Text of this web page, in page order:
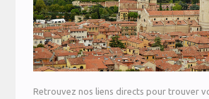
Retrouvez nos liens directs pour trouver